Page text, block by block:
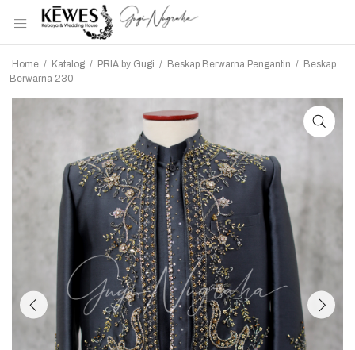
Home / Katalog / PRIA by Gugi / Beskap Berwarna Pengantin / Beskap
Berwarna 230